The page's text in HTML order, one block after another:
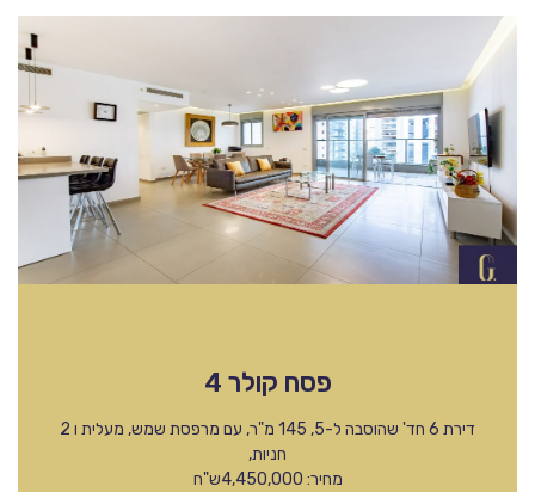
פסח קולר 4
דירת 6 חד' שהוסבה ל-5, 145 מ"ר, עם מרפסת שמש, מעלית ו 2
חניות,
מחיר: 4,450,000ש"ח